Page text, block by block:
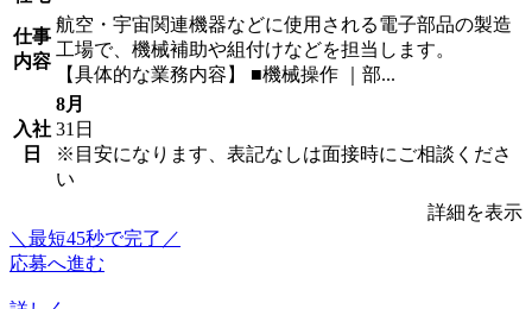
仕事
内容
航空・宇宙関連機器などに使用される電子部品の製造
工場で、機械補助や組付けなどを担当します。
【具体的な業務内容】 ■機械操作 ｜部...
入社
日
8月
31日
※目安になります、表記なしは面接時にご相談くださ
い
詳細を表示
＼最短45秒で完了／
応募へ進む